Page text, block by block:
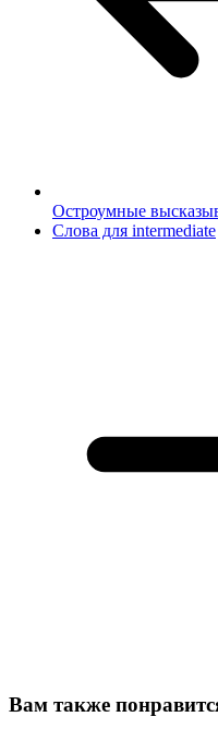
Остроумные
Слова для intermediate
Вам также